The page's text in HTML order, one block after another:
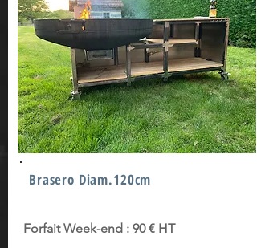
Brasero Diam.120cm
Forfait Week-end : 90 € HT